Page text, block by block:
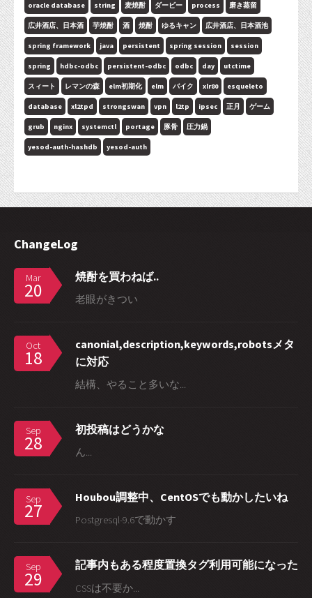
oracle database string 麦焼酎 ダービー process 磨き蒸留
広井酒店、日本酒 芋焼酎 酒 焼酎 ゆるキャン 広井酒店、日本酒池
spring framework java persistent spring session session
spring hdbc-odbc persistent-odbc odbc day utctime
スィート レマンの森 elm初期化 elm バイク xlr80 esqueleto
database xl2tpd strongswan vpn l2tp ipsec 正月 ゲーム
grub nginx systemctl portage 豚骨 圧力鍋
yesod-auth-hashdb yesod-auth
ChangeLog
Mar
20
焼酎を買わねば..
老眼がきつい
Oct
18
canonial,description,keywords,robotsメタ
に対応
結構、やること多いな...
Sep
28
初投稿はどうかな
ん...
Sep
27
Houbou調整中、CentOSでも動かしたいね
Postgresql-9.6で動かす
Sep
29
記事内もある程度置換タグ利用可能になった
CSSは不要か...